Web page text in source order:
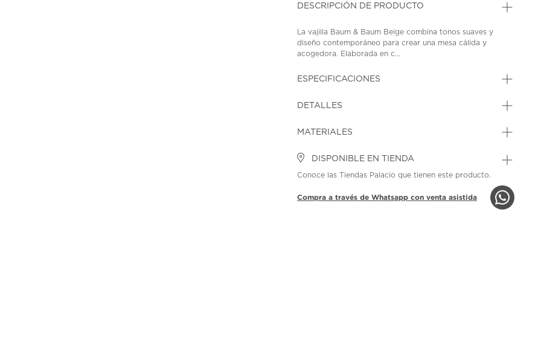
DESCRIPCIÓN DE PRODUCTO
La vajilla Baum & Baum Beige combina tonos suaves y
diseño contemporáneo para crear una mesa cálida y
acogedora. Elaborada en c...
ESPECIFICACIONES
DETALLES
MATERIALES
DISPONIBLE EN TIENDA
Conoce las Tiendas Palacio que tienen este producto.
Compra a través de Whatsapp con venta asistida